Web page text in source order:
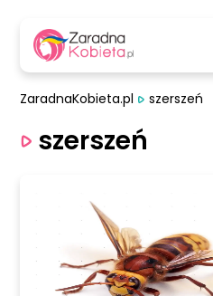
ZaradnaKobieta.pl szerszeń
szerszeń